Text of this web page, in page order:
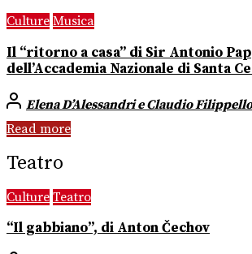
Culture Musica
Il “ritorno a casa” di Sir Antonio
dell’Accademia Nazionale di Santa
Elena D’Alessandri e Claudio Filippello
Read more
Teatro
Culture Teatro
“Il gabbiano”, di Anton Čechov